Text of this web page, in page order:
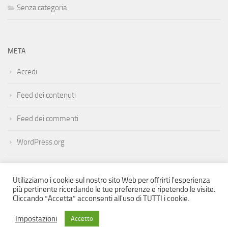
Senza categoria
META
Accedi
Feed dei contenuti
Feed dei commenti
WordPress.org
Mosaico Flamenco © 2022. Tutti i diritti riservati.
Utilizziamo i cookie sul nostro sito Web per offrirti l'esperienza
più pertinente ricordando le tue preferenze e ripetendo le visite.
Cliccando “Accetta” acconsenti all'uso di TUTTI i cookie.
Impostazioni Accetto